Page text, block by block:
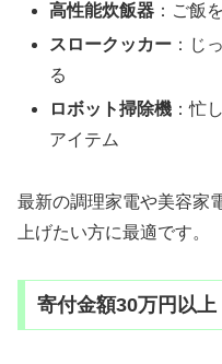
高性能炊飯器 ：ご飯
スロークッカー ：じ
る
ロボット掃除機 ：忙
アイテム
最新の調理家電や美容家
上げたい方に最適です。
寄付金額30万円以上